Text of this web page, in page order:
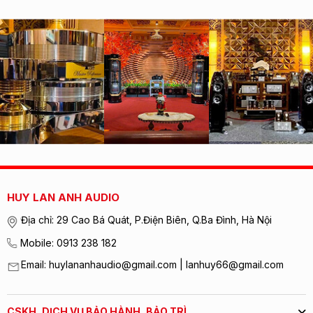
Diaphragms of the tweeter dome and midrange cone are
HUY LAN ANH AUDIO
Địa chỉ: 29 Cao Bá Quát, P.Điện Biên, Q.Ba Đình, Hà Nội
Mobile: 0913 238 182
Email: huylananhaudio@gmail.com | lanhuy66@gmail.com